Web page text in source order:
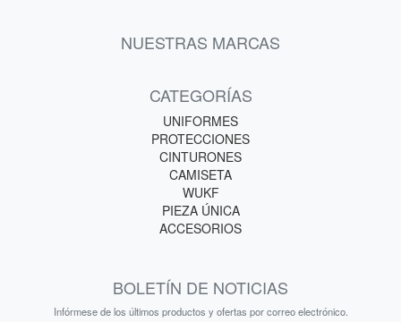
NUESTRAS MARCAS
CATEGORÍAS
UNIFORMES
PROTECCIONES
CINTURONES
CAMISETA
WUKF
PIEZA ÚNICA
ACCESORIOS
BOLETÍN DE NOTICIAS
Infórmese de los últimos productos y ofertas por correo electrónico.